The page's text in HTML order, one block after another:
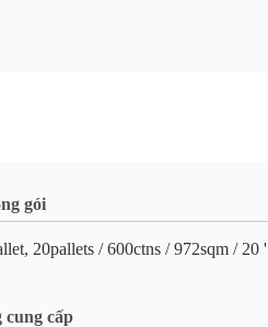
gói
20pallets / 600ctns / 972sqm / 20 '
cung cấp